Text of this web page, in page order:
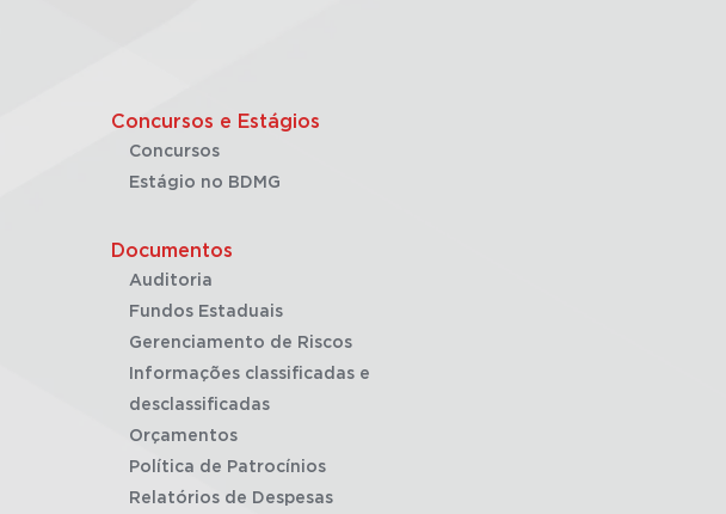
Concursos e Estágios
Concursos
Estágio no BDMG
Documentos
Auditoria
Fundos Estaduais
Gerenciamento de Riscos
Informações classificadas e
desclassificadas
Orçamentos
Política de Patrocínios
Relatórios de Despesas